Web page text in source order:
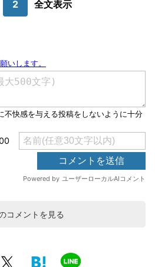
2 全文表示
コメントを見る